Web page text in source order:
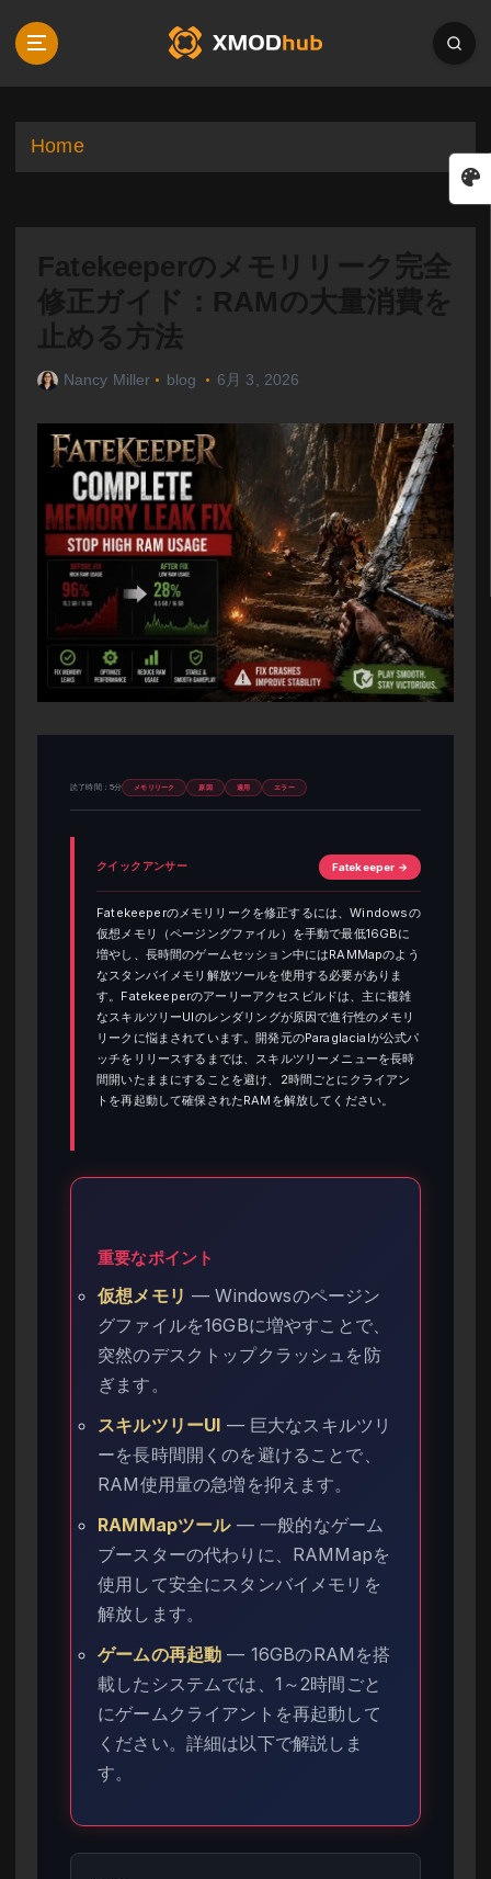
p
Home
Fatekeeperのメモリリーク完全
修正ガイド：RAMの大量消費を
止める方法
Nancy Miller blog 6月 3, 2026
読了時間：5分 メモリリーク 原因 適用 エラー
クイックアンサー Fatekeeper →
Fatekeeperのメモリリークを修正するには、Windowsの
仮想メモリ（ページングファイル）を手動で最低16GBに
増やし、長時間のゲームセッション中にはRAMMapのよう
なスタンバイメモリ解放ツールを使用する必要がありま
す。Fatekeeperのアーリーアクセスビルドは、主に複雑
なスキルツリーUIのレンダリングが原因で進行性のメモリ
リークに悩まされています。開発元のParaglacialが公式パ
ッチをリリースするまでは、スキルツリーメニューを長時
間開いたままにすることを避け、2時間ごとにクライアン
トを再起動して確保されたRAMを解放してください。
重要なポイント
仮想メモリ — Windowsのページン
グファイルを16GBに増やすことで、
突然のデスクトップクラッシュを防
ぎます。
スキルツリーUI — 巨大なスキルツリ
ーを長時間開くのを避けることで、
RAM使用量の急増を抑えます。
RAMMapツール— 一般的なゲーム
ブースターの代わりに、RAMMapを
使用して安全にスタンバイメモリを
解放します。
ゲームの再起動 — 16GBのRAMを搭
載したシステムでは、1～2時間ごと
にゲームクライアントを再起動して
ください。詳細は以下で解説しま
す。